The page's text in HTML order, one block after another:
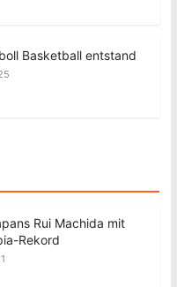
Basketball entstand
Rui Machida mit
Rekord